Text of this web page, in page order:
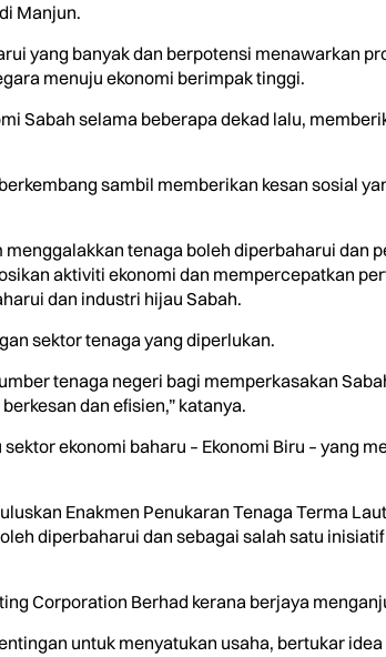
Manjun.
yang banyak dan berpotensi menawarkan
menuju ekonomi berimpak tinggi.
Sabah selama beberapa dekad lalu,
sambil memberikan kesan sosial
tenaga boleh diperbaharui dan
aktiviti ekonomi dan mempercepatkan
dan industri hijau Sabah.
sektor tenaga yang diperlukan.
tenaga negeri bagi memperkasakan
dan efisien,” katanya.
ekonomi baharu – Ekonomi Biru – yang
Enakmen Penukaran Tenaga Terma
diperbaharui dan sebagai salah satu
Corporation Berhad kerana berjaya
untuk menyatukan usaha, bertukar